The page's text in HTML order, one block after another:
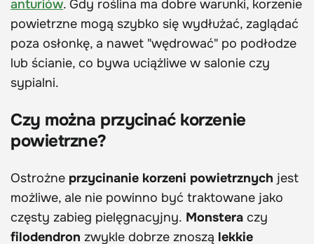
anturiów. Gdy roślina ma dobre warunki, korzenie
powietrzne mogą szybko się wydłużać, zaglądać
poza osłonkę, a nawet "wędrować" po podłodze
lub ścianie, co bywa uciążliwe w salonie czy
sypialni.
Czy można przycinać korzenie
powietrzne?
Ostrożne przycinanie korzeni powietrznych jest
możliwe, ale nie powinno być traktowane jako
częsty zabieg pielęgnacyjny. Monstera czy
filodendron zwykle dobrze znoszą lekkie